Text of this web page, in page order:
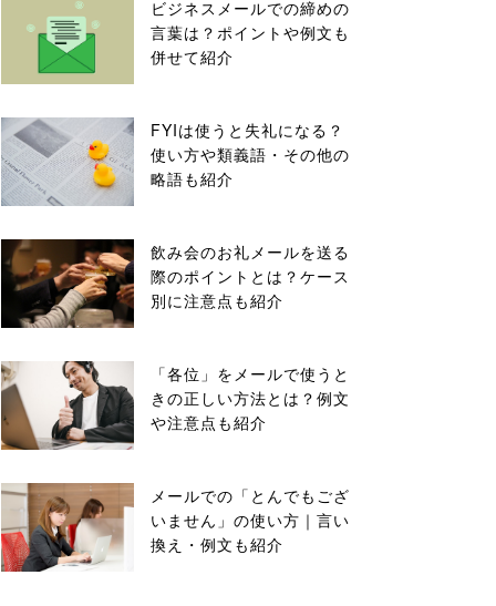
ビジネスメールでの締めの
言葉は？ポイントや例文も
併せて紹介
FYIは使うと失礼になる？
使い方や類義語・その他の
略語も紹介
飲み会のお礼メールを送る
際のポイントとは？ケース
別に注意点も紹介
「各位」をメールで使うと
きの正しい方法とは？例文
や注意点も紹介
メールでの「とんでもござ
いません」の使い方｜言い
換え・例文も紹介